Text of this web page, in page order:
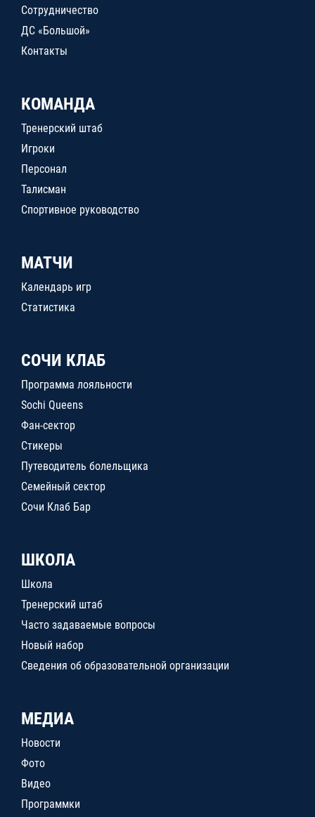
Сотрудничество
ДС «Большой»
Контакты
КОМАНДА
Тренерский штаб
Игроки
Персонал
Талисман
Спортивное руководство
МАТЧИ
Календарь игр
Статистика
СОЧИ КЛАБ
Программа лояльности
Sochi Queens
Фан-сектор
Стикеры
Путеводитель болельщика
Семейный сектор
Сочи Клаб Бар
ШКОЛА
Школа
Тренерский штаб
Часто задаваемые вопросы
Новый набор
Сведения об образовательной организации
МЕДИА
Новости
Фото
Видео
Программки